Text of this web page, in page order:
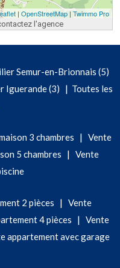
| OpenStreetMap|Twimmo Pro
l'agence
Semur-en-Brionnais (5)
Iguerande (3) | Toutes les
3 chambres | Vente
5 chambres | Vente
2 pièces | Vente
4 pièces | Vente
appartement avec garage